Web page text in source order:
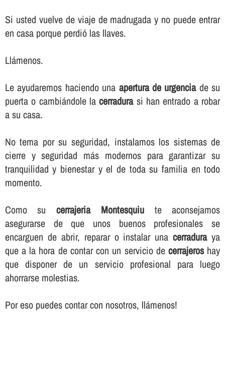
Si usted vuelve de viaje de madrugada y no puede entrar
en casa porque perdió las llaves.
Llámenos.
Le ayudaremos haciendo una apertura de urgenciade su
puerta o cambiándole lacerradurasi han entrado a robar
a su casa.
No tema por su seguridad, instalamos los sistemas de
cierre y seguridad más modernos para garantizar su
tranquilidad y bienestar y el de toda su familia en todo
momento.
Como sucerrajeria Montesquiute aconsejamos
asegurarse de que unos buenos profesionales se
encarguen de abrir, reparar o instalar unacerraduraya
que a la hora de contar con un servicio de cerrajeroshay
que disponer de un servicio profesional para luego
ahorrarse molestias.
Por eso puedes contar con nosotros, llámenos!